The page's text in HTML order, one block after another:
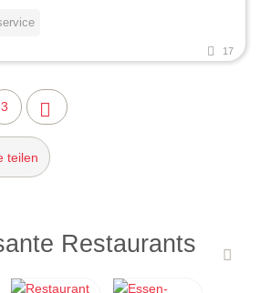
17
3
teilen
Restaurants